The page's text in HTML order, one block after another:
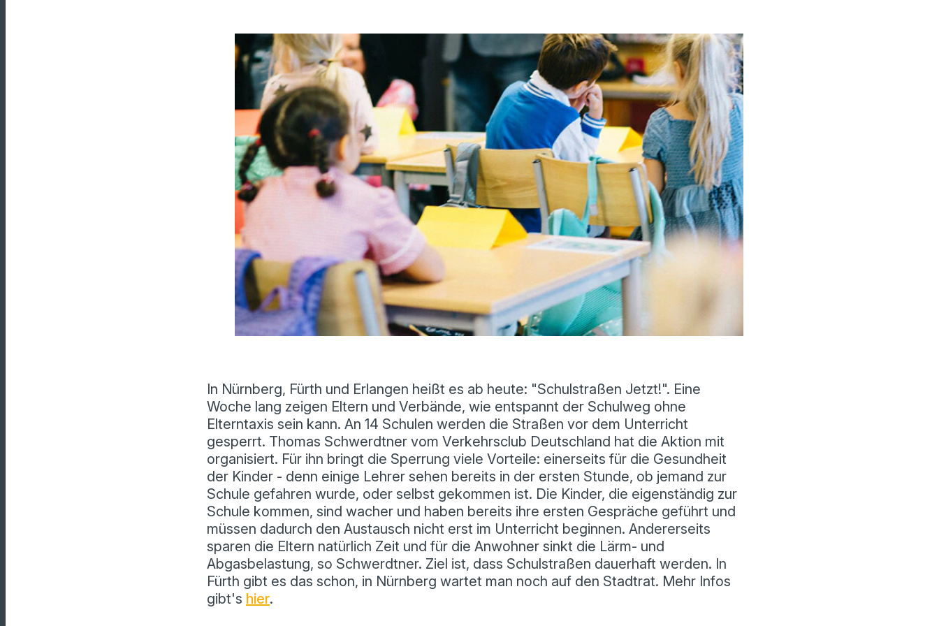
In Nürnberg, Fürth und Erlangen heißt es ab heute: "Schulstraßen Jetzt!". Eine
Woche lang zeigen Eltern und Verbände, wie entspannt der Schulweg ohne
Elterntaxis sein kann. An 14 Schulen werden die Straßen vor dem Unterricht
gesperrt. Thomas Schwerdtner vom Verkehrsclub Deutschland hat die Aktion mit
organisiert. Für ihn bringt die Sperrung viele Vorteile: einerseits für die Gesundheit
der Kinder - denn einige Lehrer sehen bereits in der ersten Stunde, ob jemand zur
Schule gefahren wurde, oder selbst gekommen ist. Die Kinder, die eigenständig zur
Schule kommen, sind wacher und haben bereits ihre ersten Gespräche geführt und
müssen dadurch den Austausch nicht erst im Unterricht beginnen. Andererseits
sparen die Eltern natürlich Zeit und für die Anwohner sinkt die Lärm- und
Abgasbelastung, so Schwerdtner. Ziel ist, dass Schulstraßen dauerhaft werden. In
Fürth gibt es das schon, in Nürnberg wartet man noch auf den Stadtrat. Mehr Infos
gibt's hier.